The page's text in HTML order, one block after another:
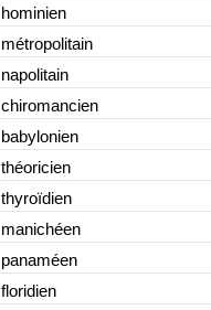
hominien
métropolitain
napolitain
chiromancien
babylonien
théoricien
thyroïdien
manichéen
panaméen
floridien